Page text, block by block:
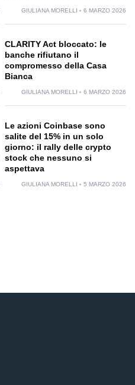
GIULIANA MORELLI 6 MARZO 2026
CLARITY Act bloccato: le
banche rifiutano il
compromesso della Casa
Bianca
GIULIANA MORELLI 6 MARZO 2026
Le azioni Coinbase sono
salite del 15% in un solo
giorno: il rally delle crypto
stock che nessuno si
aspettava
GIULIANA MORELLI 5 MARZO 2026